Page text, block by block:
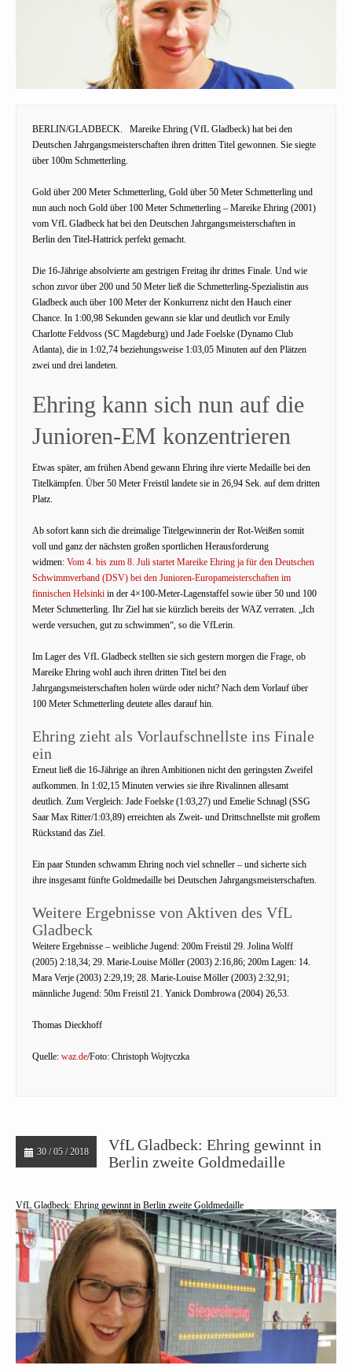
BERLIN/GLADBECK.
Mareike Ehring (VfL Gladbeck) hat bei den
Deutschen Jahrgangsmeisterschaften ihren dritten Titel gewonnen. Sie siegte
über 100m Schmetterling.
Gold über 200 Meter Schmetterling, Gold über 50 Meter Schmetterling und
nun auch noch Gold über 100 Meter Schmetterling – Mareike Ehring (2001)
vom VfL Gladbeck hat bei den Deutschen Jahrgangsmeisterschaften in
Berlin den Titel-Hattrick perfekt gemacht.
Die 16-Jährige absolvierte am gestrigen Freitag ihr drittes Finale. Und wie
schon zuvor über 200 und 50 Meter ließ die Schmetterling-Spezialistin aus
Gladbeck auch über 100 Meter der Konkurrenz nicht den Hauch einer
Chance. In 1:00,98 Sekunden gewann sie klar und deutlich vor Emily
Charlotte Feldvoss (SC Magdeburg) und Jade Foelske (Dynamo Club
Atlanta), die in 1:02,74 beziehungsweise 1:03,05 Minuten auf den Plätzen
zwei und drei landeten.
Ehring kann sich nun auf die
Junioren-EM konzentrieren
Etwas später, am frühen Abend gewann Ehring ihre vierte Medaille bei den
Titelkämpfen. Über 50 Meter Freistil landete sie in 26,94 Sek. auf dem dritten
Platz.
Ab sofort kann sich die dreimalige Titelgewinnerin der Rot-Weißen somit
voll und ganz der nächsten großen sportlichen Herausforderung
widmen: Vom 4. bis zum 8. Juli startet Mareike Ehring ja für den Deutschen
Schwimmverband (DSV) bei den Junioren-Europameisterschaften im
finnischen Helsinki in der 4×100-Meter-Lagenstaffel sowie über 50 und 100
Meter Schmetterling. Ihr Ziel hat sie kürzlich bereits der WAZ verraten. „Ich
werde versuchen, gut zu schwimmen“, so die VfLerin.
Im Lager des VfL Gladbeck stellten sie sich gestern morgen die Frage, ob
Mareike Ehring wohl auch ihren dritten Titel bei den
Jahrgangsmeisterschaften holen würde oder nicht? Nach dem Vorlauf über
100 Meter Schmetterling deutete alles darauf hin.
Ehring zieht als Vorlaufschnellste ins Finale
ein
Erneut ließ die 16-Jährige an ihren Ambitionen nicht den geringsten Zweifel
aufkommen. In 1:02,15 Minuten verwies sie ihre Rivalinnen allesamt
deutlich. Zum Vergleich: Jade Foelske (1:03,27) und Emelie Schnagl (SSG
Saar Max Ritter/1:03,89) erreichten als Zweit- und Drittschnellste mit großem
Rückstand das Ziel.
Ein paar Stunden schwamm Ehring noch viel schneller – und sicherte sich
ihre insgesamt fünfte Goldmedaille bei Deutschen Jahrgangsmeisterschaften.
Weitere Ergebnisse von Aktiven des VfL
Gladbeck
Weitere Ergebnisse – weibliche Jugend: 200m Freistil 29. Jolina Wolff
(2005) 2:18,34; 29. Marie-Louise Möller (2003) 2:16,86; 200m Lagen: 14.
Mara Verje (2003) 2:29,19; 28. Marie-Louise Möller (2003) 2:32,91;
männliche Jugend: 50m Freistil 21. Yanick Dombrowa (2004) 26,53.
Thomas Dieckhoff
Quelle: waz.de/Foto: Christoph Wojtyczka
30 / 05 / 2018
VfL Gladbeck: Ehring gewinnt in
Berlin zweite Goldmedaille
VfL Gladbeck: Ehring gewinnt in Berlin zweite Goldmedaille